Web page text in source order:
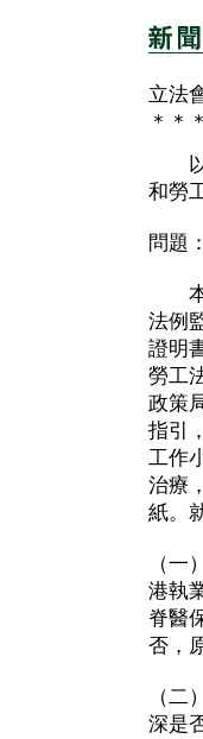
立法
＊＊
以
和勞
問題：
本
法例
證明
勞工
政策
指引
工作
治療
紙。
（
港執
脊醫
否，
（
深是